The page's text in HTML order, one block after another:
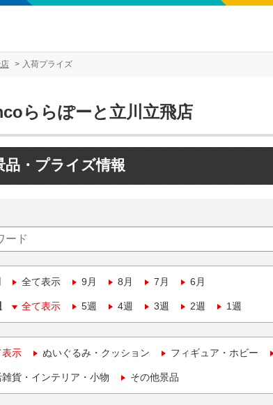
入荷プライズ
ららぽーと立川立飛店
品・プライズ情報
全て表示 9月 8月 7月 6月
全て表示 5週 4週 3週 2週 1週
表示 ぬいぐるみ・クッション フィギュア・ホビー
貨・インテリア・小物 その他景品